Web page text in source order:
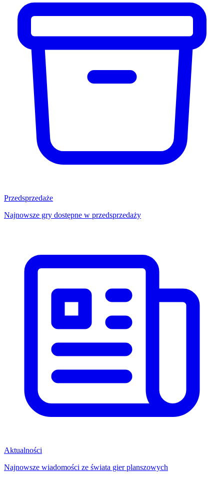
Przedsprzedaże
Najnowsze gry dostępne w przedsprzedaży
Aktualności
Najnowsze wiadomości ze świata gier planszowych